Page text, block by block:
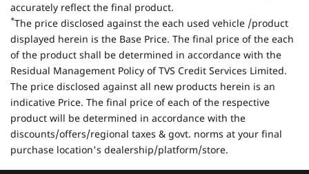
accurately reflect the final product.
*The price disclosed against the each used vehicle /product
displayed herein is the Base Price. The final price of the each
of the product shall be determined in accordance with the
Residual Management Policy of TVS Credit Services Limited.
The price disclosed against all new products herein is an
indicative Price. The final price of each of the respective
product will be determined in accordance with the
discounts/offers/regional taxes & govt. norms at your final
purchase location's dealership/platform/store.